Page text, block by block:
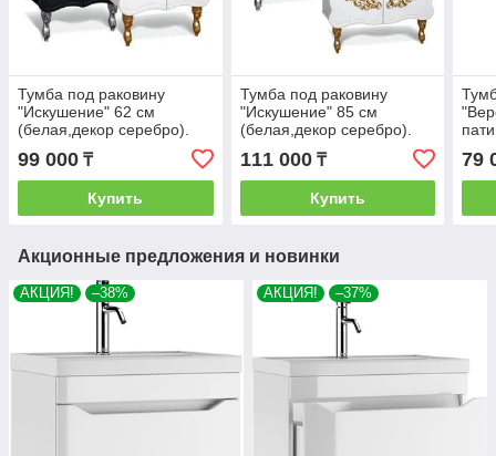
Тумба под раковину
"Искушение" 62 см
(белая,декор серебро).
Настенное зеркало.Шкаф.
99 000 ₸
Купить
Тумба под раковину
"Искушение" 85 см
(белая,декор серебро).
111 000₸
Купить
79
Акционные предложения и новинки
АКЦИЯ! –38% АКЦИЯ! –37%